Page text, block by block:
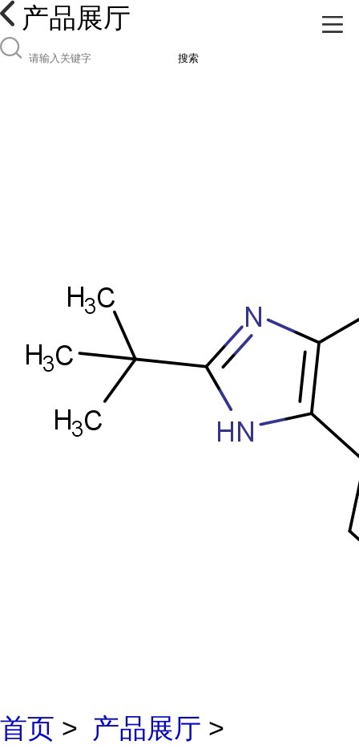
产品展厅
搜索
首页 > 产品展厅 >